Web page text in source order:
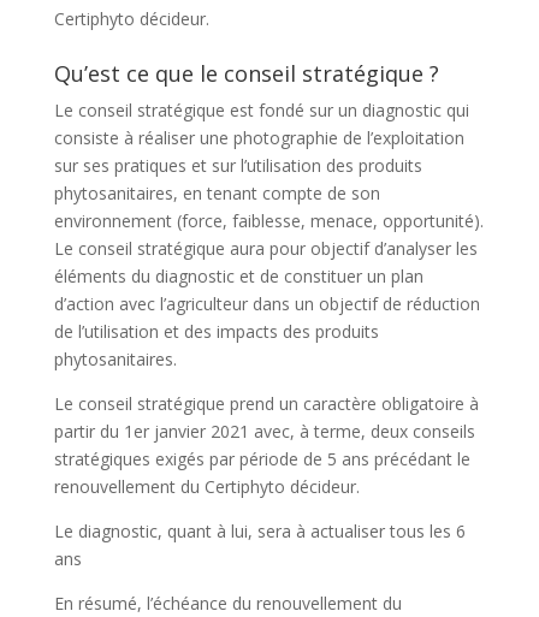
Certiphyto décideur.
Qu’est ce que le conseil stratégique ?
Le conseil stratégique est fondé sur un diagnostic qui
consiste à réaliser une photographie de l’exploitation
sur ses pratiques et sur l’utilisation des produits
phytosanitaires, en tenant compte de son
environnement (force, faiblesse, menace, opportunité).
Le conseil stratégique aura pour objectif d’analyser les
éléments du diagnostic et de constituer un plan
d’action avec l’agriculteur dans un objectif de réduction
de l’utilisation et des impacts des produits
phytosanitaires.
Le conseil stratégique prend un caractère obligatoire à
partir du 1er janvier 2021 avec, à terme, deux conseils
stratégiques exigés par période de 5 ans précédant le
renouvellement du Certiphyto décideur.
Le diagnostic, quant à lui, sera à actualiser tous les 6
ans
En résumé, l’échéance du renouvellement du